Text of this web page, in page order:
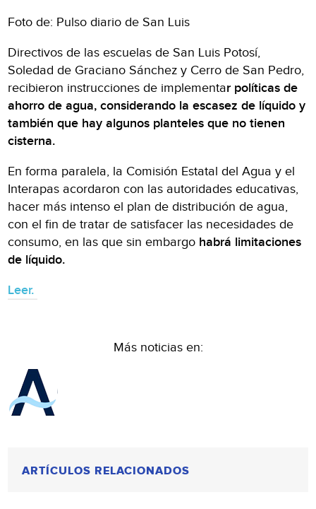
Foto de: Pulso diario de San Luis
Directivos de las escuelas de San Luis Potosí,
Soledad de Graciano Sánchez y Cerro de San Pedro,
recibieron instrucciones de implementar políticas de
ahorro de agua, considerando la escasez de líquido y
también que hay algunos planteles que no tienen
cisterna.
En forma paralela, la Comisión Estatal del Agua y el
Interapas acordaron con las autoridades educativas,
hacer más intenso el plan de distribución de agua,
con el fin de tratar de satisfacer las necesidades de
consumo, en las que sin embargo habrá limitaciones
de líquido.
Leer.
Más noticias en:
ARTÍCULOS RELACIONADOS